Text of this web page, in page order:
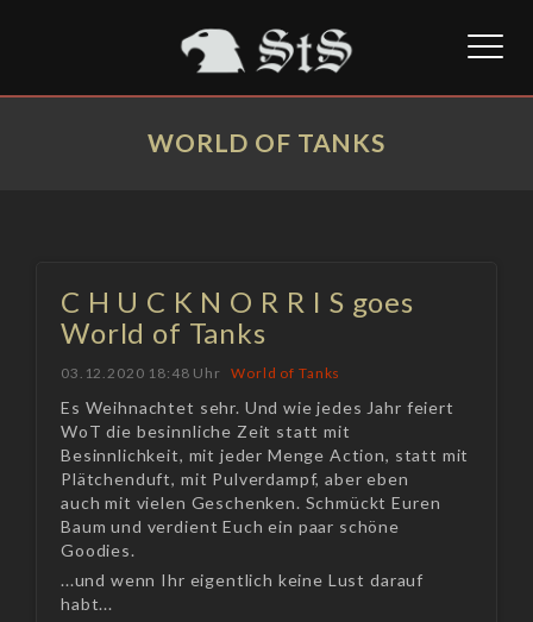
WORLD OF TANKS
C H U C K N O R R I S goes
World of Tanks
03.12.2020 18:48 Uhr World of Tanks
Es Weihnachtet sehr. Und wie jedes Jahr feiert
WoT die besinnliche Zeit statt mit
Besinnlichkeit, mit jeder Menge Action, statt mit
Plätchenduft, mit Pulverdampf, aber eben
auch mit vielen Geschenken. Schmückt Euren
Baum und verdient Euch ein paar schöne
Goodies.
...und wenn Ihr eigentlich keine Lust darauf
habt...